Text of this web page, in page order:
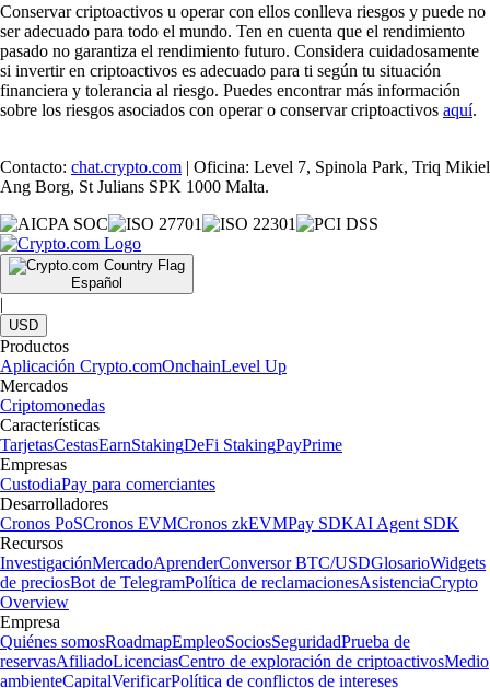
Conservar criptoactivos u operar con ellos conlleva riesgos y puede no
ser adecuado para todo el mundo. Ten en cuenta que el rendimiento
pasado no garantiza el rendimiento futuro. Considera cuidadosamente
si invertir en criptoactivos es adecuado para ti según tu situación
financiera y tolerancia al riesgo. Puedes encontrar más información
sobre los riesgos asociados con operar o conservar criptoactivos aquí.
Contacto: chat.crypto.com | Oficina: Level 7, Spinola Park, Triq Mikiel
Ang Borg, St Julians SPK 1000 Malta.
Español
|
USD
Productos
Aplicación Crypto.comOnchainLevel Up
Mercados
Criptomonedas
Características
TarjetasCestasEarnStakingDeFi StakingPayPrime
Empresas
CustodiaPay para comerciantes
Desarrolladores
Cronos PoSCronos EVMCronos zkEVMPay SDKAI Agent SDK
Recursos
InvestigaciónMercadoAprenderConversor BTC/USDGlosarioWidgets
de preciosBot de TelegramPolítica de reclamacionesAsistenciaCrypto
Overview
Empresa
Quiénes somosRoadmapEmpleoSociosSeguridadPrueba de
reservasAfiliadoLicenciasCentro de exploración de criptoactivosMedio
ambienteCapitalVerificarPolítica de conflictos de intereses